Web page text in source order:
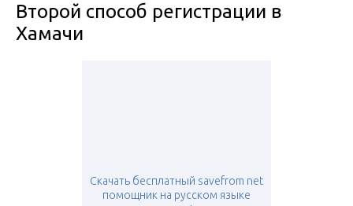
Второй способ регистрации в
Хамачи
Скачать бесплатный savefrom net
помощник на русском языке